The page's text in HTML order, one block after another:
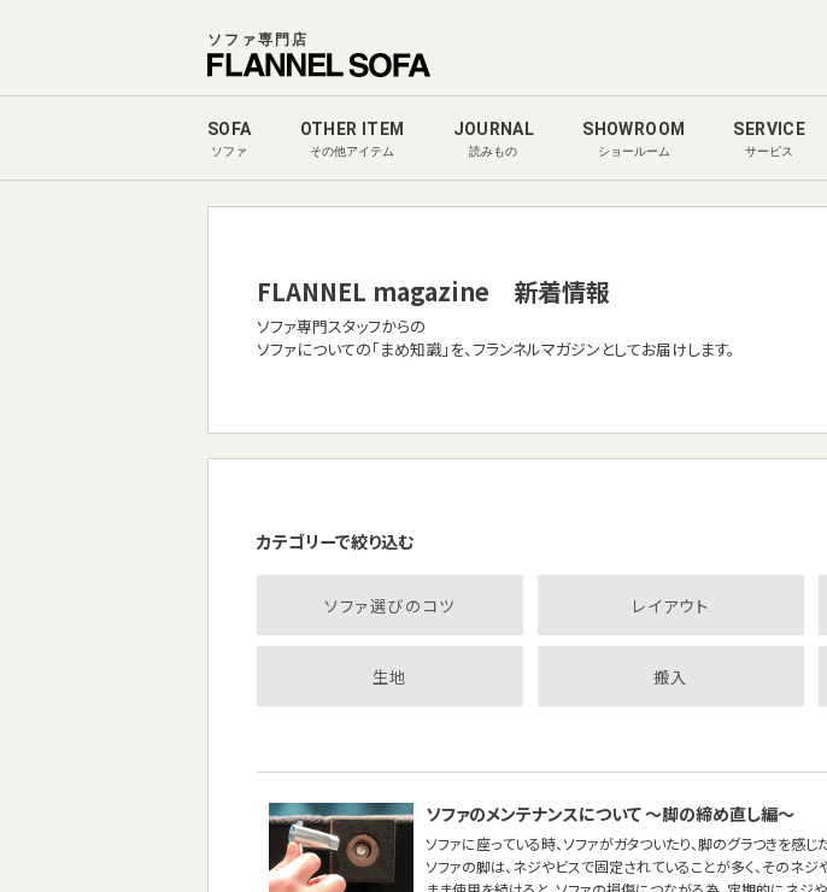
ソファ専門店
SOFA
ソファ
OTHER ITEM
その他アイテム
JOURNAL
読みもの
SHOWROOM
ショールーム
SERVICE
サービス
FLANNEL magazine 新着情報
ソファ専門スタッフからの
ソファについての「まめ知識」を、フランネルマガジンとしてお届けします。
カテゴリーで絞り込む
ソファ選びのコツ レイアウト
生地 搬入
ソファのメンテナンスについて 〜脚の締め直し編〜
ソファに座っている時、ソファがガタついたり、脚のグラつきを感
ソファの脚は、ネジやビスで固定されていることが多く、そのネジ